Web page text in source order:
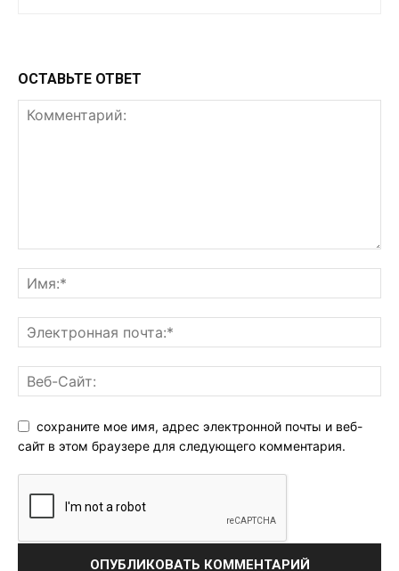
ОСТАВЬТЕ ОТВЕТ
сохраните мое имя, адрес электронной почты и веб-
сайт в этом браузере для следующего комментария.